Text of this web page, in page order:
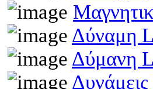
Δύναμη
Δύμανη